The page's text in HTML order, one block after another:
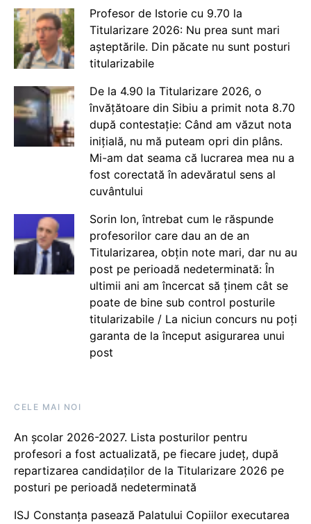
Profesor de Istorie cu 9.70 la
Titularizare 2026: Nu prea sunt mari
așteptările. Din păcate nu sunt posturi
titularizabile
De la 4.90 la Titularizare 2026, o
învățătoare din Sibiu a primit nota 8.70
după contestație: Când am văzut nota
inițială, nu mă puteam opri din plâns.
Mi-am dat seama că lucrarea mea nu a
fost corectată în adevăratul sens al
cuvântului
Sorin Ion, întrebat cum le răspunde
profesorilor care dau an de an
Titularizarea, obțin note mari, dar nu au
post pe perioadă nedeterminată: În
ultimii ani am încercat să ținem cât se
poate de bine sub control posturile
titularizabile / La niciun concurs nu poți
garanta de la început asigurarea unui
post
CELE MAI NOI
An școlar 2026-2027. Lista posturilor pentru
profesori a fost actualizată, pe fiecare județ, după
repartizarea candidaților de la Titularizare 2026 pe
posturi pe perioadă nedeterminată
ISJ Constanța pasează Palatului Copiilor executarea